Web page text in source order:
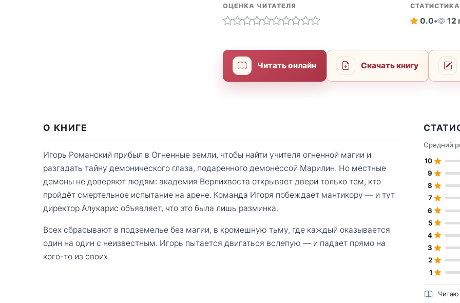
ОЦЕНКА ЧИТАТЕЛЯ СТАТИСТИКА
0.0• 12
Читать онлайн Скачать книгу
О КНИГЕ
Игорь Романский прибыл в Огненные земли, чтобы найти учителя огненной магии и
разгадать тайну демонического глаза, подаренного демонессой Марилин. Но местные
демоны не доверяют людям: академия Верлихвоста открывает двери только тем, кто
пройдёт смертельное испытание на арене. Команда Игоря побеждает мантикору — и тут
директор Алукарис объявляет, что это была лишь разминка.
Всех сбрасывают в подземелье без магии, в кромешную тьму, где каждый оказывается
один на один с неизвестным. Игорь пытается двигаться вслепую — и падает прямо на
кого-то из своих.
Средний
10
9
8
7
6
5
4
3
2
1
Читаю